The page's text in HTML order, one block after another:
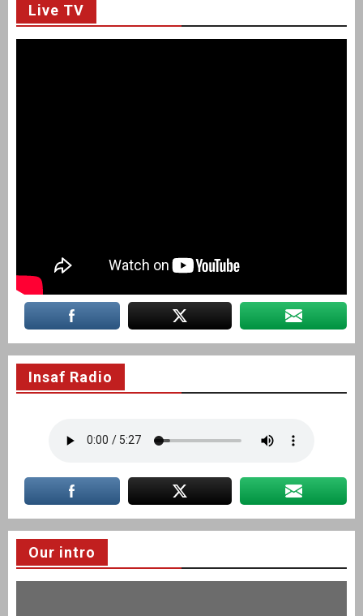
Live TV
Insaf Radio
Our intro